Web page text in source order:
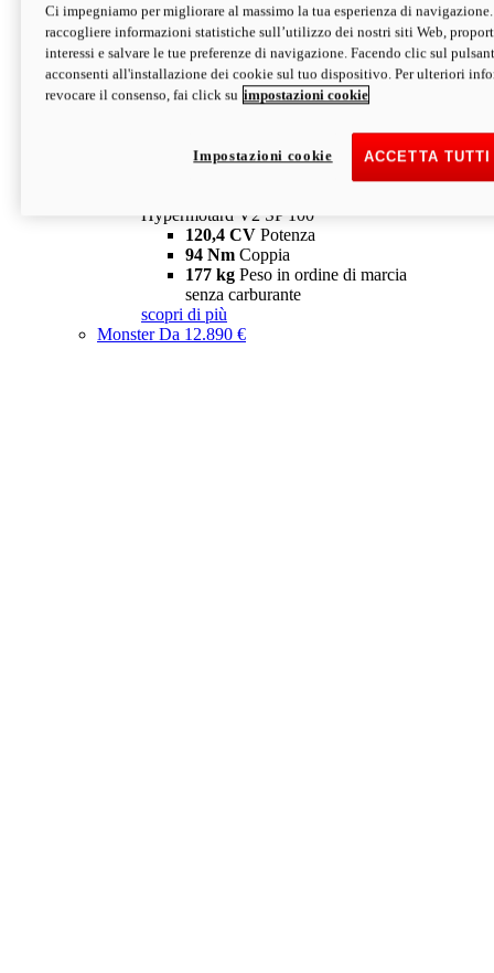
Hypermotard V2 SP
120,4 CVPotenza
94 NmCoppia
177 kgPeso in ordine di marcia
senza carburante
Depotenziata 35 kW: 18.890 € i
configura scopri di più
Hypermotard V2 SP 100
120,4 CV Potenza
94 Nm Coppia
177 kg Peso in ordine di marcia
senza carburante
scopri di più
MonsterDa 12.890 €
Ci impegniamo per migliorare al massimo la tua esperienza di
raccogliere informazioni statistiche sull’utilizzo dei nostri siti Web,
interessi e salvare le tue preferenze di navigazione. Facendo clic sul
acconsenti all'installazione dei cookie sul tuo dispositivo. Per ulteriori
revocare il consenso, fai click su impostazioni cookie
ACCETTA
Impostazioni cookie